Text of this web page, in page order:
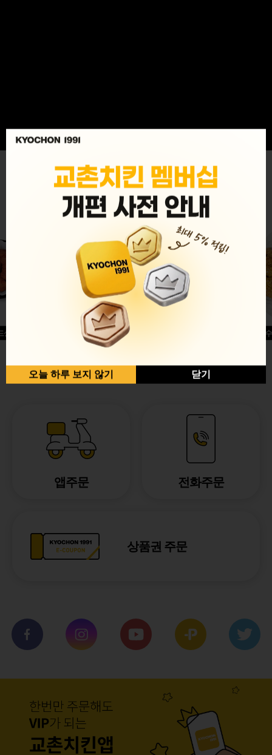
MENU
글윙
반반순살[레드+허니]
허니옥
앱주문 전화주문
상품권 주문
오늘 하루 보지 않기 닫기